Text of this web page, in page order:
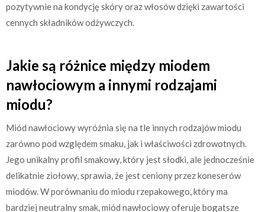
pozytywnie na kondycję skóry oraz włosów dzięki zawartości
cennych składników odżywczych.
Jakie są różnice między miodem
nawłociowym a innymi rodzajami
miodu?
Miód nawłociowy wyróżnia się na tle innych rodzajów miodu
zarówno pod względem smaku, jak i właściwości zdrowotnych.
Jego unikalny profil smakowy, który jest słodki, ale jednocześnie
delikatnie ziołowy, sprawia, że jest ceniony przez koneserów
miodów. W porównaniu do miodu rzepakowego, który ma
bardziej neutralny smak, miód nawłociowy oferuje bogatsze